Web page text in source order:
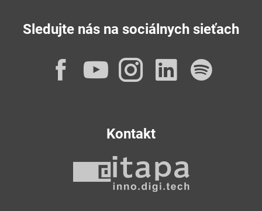
Sledujte nás na sociálnych sieťach
Facebook
YouTube
Instagram
Kontakt